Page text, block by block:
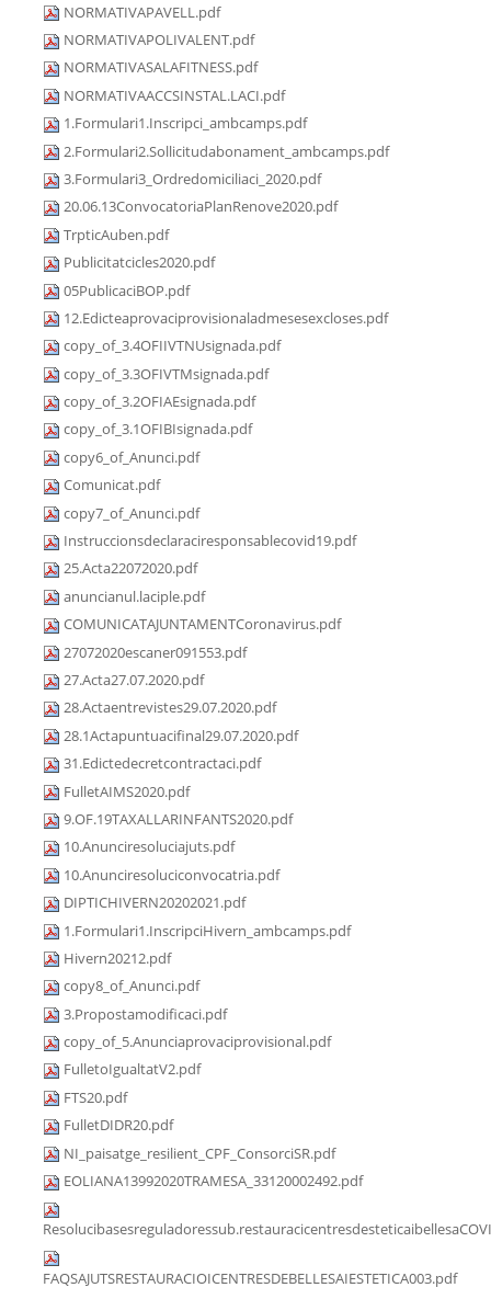
NORMATIVAPAVELL.pdf
NORMATIVAPOLIVALENT.pdf
NORMATIVASALAFITNESS.pdf
NORMATIVAACCSINSTAL.LACI.pdf
1.Formulari1.Inscripci_ambcamps.pdf
2.Formulari2.Sollicitudabonament_ambcamps.pdf
3.Formulari3_Ordredomiciliaci_2020.pdf
20.06.13ConvocatoriaPlanRenove2020.pdf
TrpticAuben.pdf
Publicitatcicles2020.pdf
05PublicaciBOP.pdf
12.Edicteaprovaciprovisionaladmesesexcloses.pdf
copy_of_3.4OFIIVTNUsignada.pdf
copy_of_3.3OFIVTMsignada.pdf
copy_of_3.2OFIAEsignada.pdf
copy_of_3.1OFIBIsignada.pdf
copy6_of_Anunci.pdf
Comunicat.pdf
copy7_of_Anunci.pdf
Instruccionsdeclaraciresponsablecovid19.pdf
25.Acta22072020.pdf
anuncianul.laciple.pdf
COMUNICATAJUNTAMENTCoronavirus.pdf
27072020escaner091553.pdf
27.Acta27.07.2020.pdf
28.Actaentrevistes29.07.2020.pdf
28.1Actapuntuacifinal29.07.2020.pdf
31.Edictedecretcontractaci.pdf
FulletAIMS2020.pdf
9.OF.19TAXALLARINFANTS2020.pdf
10.Anunciresoluciajuts.pdf
10.Anunciresoluciconvocatria.pdf
DIPTICHIVERN20202021.pdf
1.Formulari1.InscripciHivern_ambcamps.pdf
Hivern20212.pdf
copy8_of_Anunci.pdf
3.Propostamodificaci.pdf
copy_of_5.Anunciaprovaciprovisional.pdf
FulletoIgualtatV2.pdf
FTS20.pdf
FulletDIDR20.pdf
NI_paisatge_resilient_CPF_ConsorciSR.pdf
EOLIANA13992020TRAMESA_33120002492.pdf
FAQSAJUTSRESTAURACIOICENTRESDEBELLESAIESTETICA003.pdf